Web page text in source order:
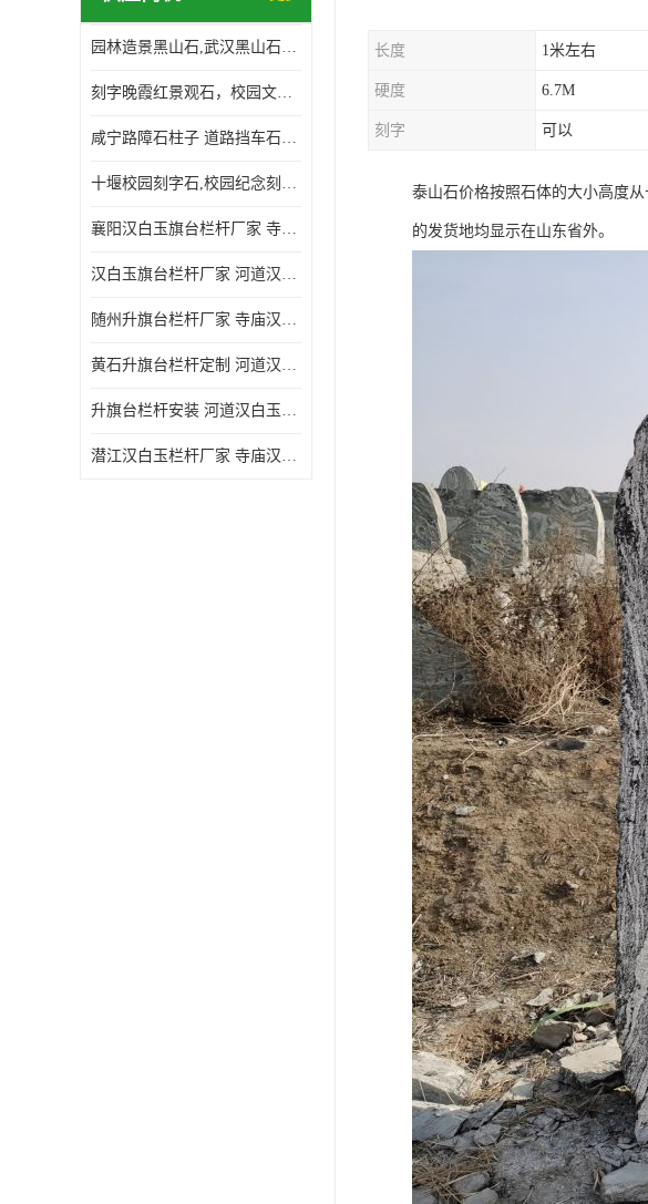
园林造景黑山石,武汉黑山石造景,日式园林黑山石加工
刻字晚霞红景观石，校园文化石头刻字涂油漆，大学刻字石
咸宁路障石柱子 道路挡车石柱子 芝麻白路障石柱子 防撞石柱子
十堰校园刻字石,校园纪念刻字石,捐赠石刻字
襄阳汉白玉旗台栏杆厂家 寺庙汉白玉栏杆
汉白玉旗台栏杆厂家 河道汉白玉栏杆经久耐用
随州升旗台栏杆厂家 寺庙汉白玉栏杆
黄石升旗台栏杆定制 河道汉白玉栏杆经久耐用
升旗台栏杆安装 河道汉白玉栏杆经久耐用
潜江汉白玉栏杆厂家 寺庙汉白玉栏杆
长度 1米左右
硬度 6.7M
刻字 可以
泰山石价格按照石体的大小高度
的发货地均显示在山东省外。